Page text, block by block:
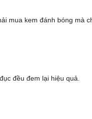
mua kem đánh bóng mà
đều đem lại hiệu quả.